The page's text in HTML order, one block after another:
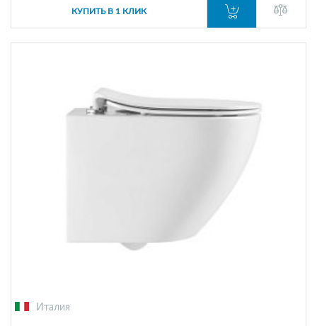
КУПИТЬ В 1 КЛИК
Италия